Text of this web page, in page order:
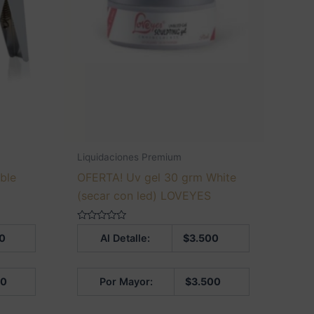
Liquidaciones Premium
OFERTA! Uv gel 30 grm White
(secar con led) LOVEYES
Al Detalle: $3.500
Por Mayor: $3.500